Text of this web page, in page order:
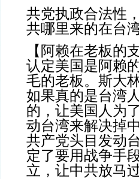
共党执政合法性
共哪里来的在台
【阿赖在老板的
认定美国是阿赖
毛的老板。斯大
如果真的是台湾
的，让美国人为
动台湾来解决掉
共产党头目发动
定了要用战争手
立，让中共放马